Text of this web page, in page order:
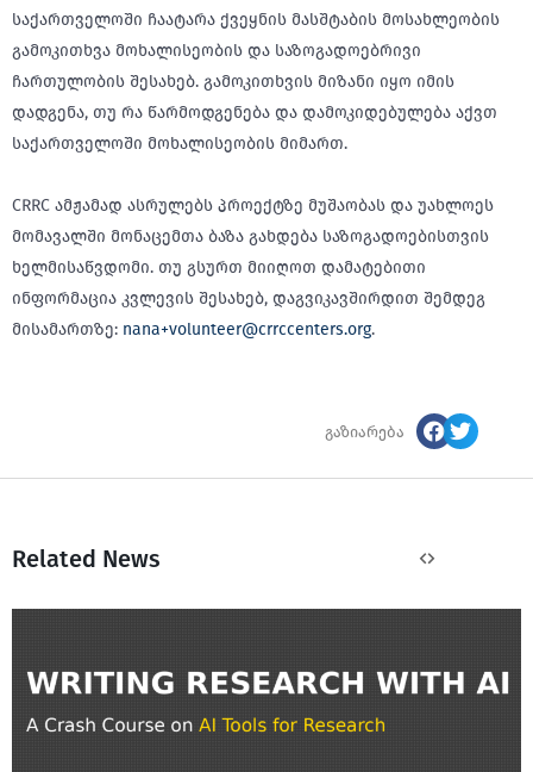
საქართველოში ჩაატარა ქვეყნის მასშტაბის მოსახლეობის
გამოკითხვა მოხალისეობის და საზოგადოებრივი
ჩართულობის შესახებ. გამოკითხვის მიზანი იყო იმის
დადგენა, თუ რა წარმოდგენება და დამოკიდებულება აქვთ
საქართველოში მოხალისეობის მიმართ.
CRRC ამჟამად ასრულებს პროექტზე მუშაობას და უახლოეს
მომავალში მონაცემთა ბაზა გახდება საზოგადოებისთვის
ხელმისაწვდომი. თუ გსურთ მიიღოთ დამატებითი
ინფორმაცია კვლევის შესახებ, დაგვიკავშირდით შემდეგ
მისამართზე: nana+volunteer@crrccenters.org.
გაზიარება
Related News